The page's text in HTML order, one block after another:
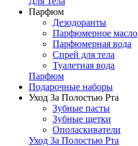
Парфюм
Дезодоранты
Парфюмерное масло
Парфюмерная вода
Спрей для тела
Туалетная вода
Парфюм
Подарочные наборы
Уход За Полостью Рта
Зубные пасты
Зубные щетки
Ополаскиватели
Уход За Полостью Рта